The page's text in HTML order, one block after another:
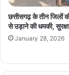
छत्तीसगढ़ के तीन जिलों
से उड़ाने की धमकी,
January 28, 2026